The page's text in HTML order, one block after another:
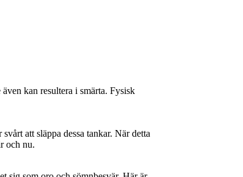
kan resultera i smärta. Fysisk
att släppa dessa tankar. När detta
och nu.